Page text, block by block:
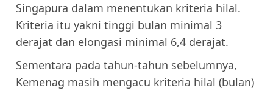
Singapura dalam menentukan kriteria hilal.
Kriteria itu yakni tinggi bulan minimal 3
derajat dan elongasi minimal 6,4 derajat.
Sementara pada tahun-tahun sebelumnya,
Kemenag masih mengacu kriteria hilal (bulan)